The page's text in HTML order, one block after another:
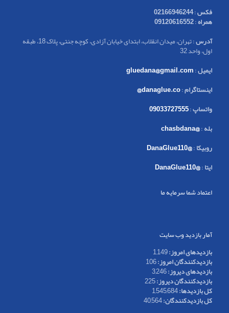
فکس:
02166946244
همراه:
09120616552
آدرس
: تهران، میدان انقلاب، ابتدای خیابان آزادی، کوچه جنتی، پلاک 18، طبقه
اول، واحد 32
ایمیل:
gluedana@gmail.com
اینستاگرام:
danaglue.co@
واتساپ:
09033727555
بله:
@chasbdana
روبیکا:
@DanaGlue110
ایتا:
@DanaGlue110
اعتماد شما سرمایه ما
آمار بازدید وب سایت
بازدیدهای امروز:1,149
بازدیدکنندگان امروز:106
بازدیدهای دیروز:3,246
بازدیدکنندگان دیروز:225
کل بازدیدها:1,545,684
کل بازدیدکنند‌گان:40,564